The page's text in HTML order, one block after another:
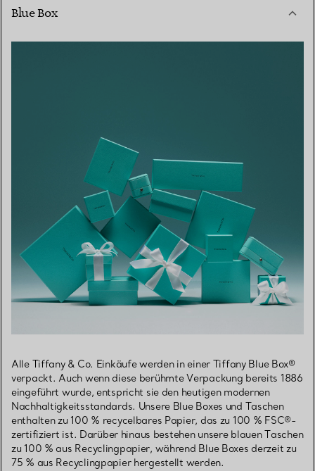
Blue Box
Alle Tiffany & Co. Einkäufe werden in einer Tiffany Blue Box®
verpackt. Auch wenn diese berühmte Verpackung bereits 1886
eingeführt wurde, entspricht sie den heutigen modernen
Nachhaltigkeitsstandards. Unsere Blue Boxes und Taschen
enthalten zu 100 % recycelbares Papier, das zu 100 % FSC®-
zertifiziert ist. Darüber hinaus bestehen unsere blauen Taschen
zu 100 % aus Recyclingpapier, während Blue Boxes derzeit zu
75 % aus Recyclingpapier hergestellt werden.